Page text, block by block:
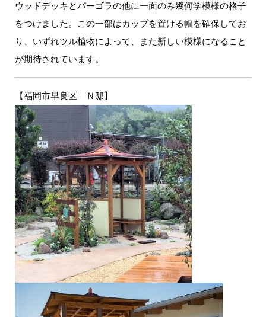
ウッドデッキとパーゴラの他に一面のみ幾何学模様の格子
をつけました。この一部はカップを置ける幅を確保してお
り、いずれツル植物によって、また新しい模様になること
が期待されています。
【福岡市早良区 Ｎ邸】